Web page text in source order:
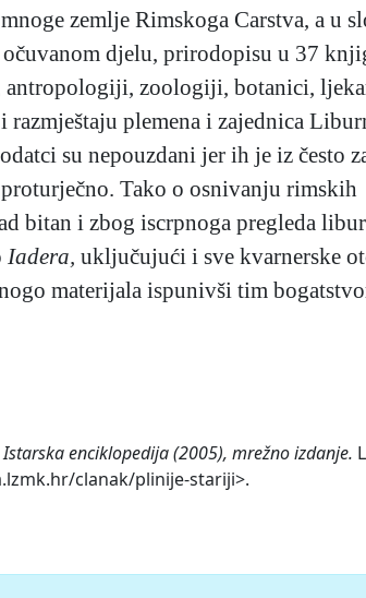
zemlje Rimskoga Carstva, a u
djelu, prirodopisu u 37
antropologiji, zoologiji, botanici,
razmještaju plemena i zajednica
su nepouzdani jer ih je iz
Tako o osnivanju
bitan i zbog iscrpnoga pregleda
Iadera, uključujući i sve kvarnerske
materijala ispunivši tim
Istarska enciklopedija (2005), mrežno izdanje.
clanak/plinije-stariji>.